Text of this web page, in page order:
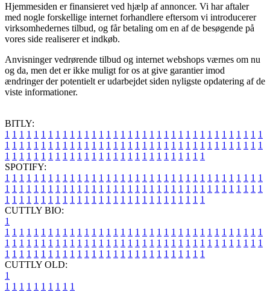
Hjemmesiden er finansieret ved hjælp af annoncer. Vi har aftaler
med nogle forskellige internet forhandlere eftersom vi introducerer
virksomhedernes tilbud, og får betaling om en af de besøgende på
vores side realiserer et indkøb.
Anvisninger vedrørende tilbud og internet webshops værnes om nu
og da, men det er ikke muligt for os at give garantier imod
ændringer der potentielt er udarbejdet siden nyligste opdatering af de
viste informationer.
BITLY:
1 1 1 1 1 1 1 1 1 1 1 1 1 1 1 1 1 1 1 1 1 1 1 1 1 1 1 1 1 1 1 1 1 1 1 1
1 1 1 1 1 1 1 1 1 1 1 1 1 1 1 1 1 1 1 1 1 1 1 1 1 1 1 1 1 1 1 1 1 1 1 1
1 1 1 1 1 1 1 1 1 1 1 1 1 1 1 1 1 1 1 1 1 1 1 1 1 1 1 1
SPOTIFY:
1 1 1 1 1 1 1 1 1 1 1 1 1 1 1 1 1 1 1 1 1 1 1 1 1 1 1 1 1 1 1 1 1 1 1 1
1 1 1 1 1 1 1 1 1 1 1 1 1 1 1 1 1 1 1 1 1 1 1 1 1 1 1 1 1 1 1 1 1 1 1 1
1 1 1 1 1 1 1 1 1 1 1 1 1 1 1 1 1 1 1 1 1 1 1 1 1 1 1 1
CUTTLY BIO:
1
1 1 1 1 1 1 1 1 1 1 1 1 1 1 1 1 1 1 1 1 1 1 1 1 1 1 1 1 1 1 1 1 1 1 1 1
1 1 1 1 1 1 1 1 1 1 1 1 1 1 1 1 1 1 1 1 1 1 1 1 1 1 1 1 1 1 1 1 1 1 1 1
1 1 1 1 1 1 1 1 1 1 1 1 1 1 1 1 1 1 1 1 1 1 1 1 1 1 1 1
CUTTLY OLD:
1
1 1 1 1 1 1 1 1 1 1